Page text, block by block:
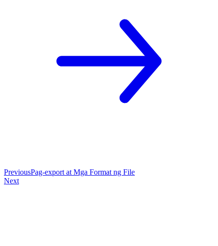
PreviousPag-export at Mga Format ng File
Next